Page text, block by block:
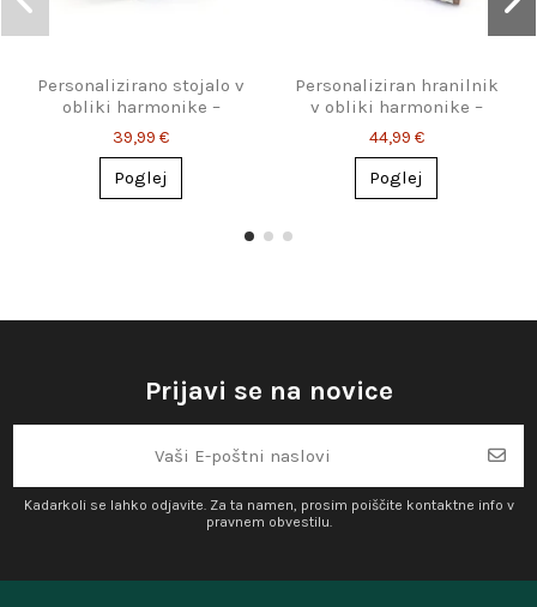
Personalizirano stojalo v
obliki harmonike –
popolno darilo za
harmonikarja
39,99 €
Poglej
Personaliziran hranilnik
v obliki harmonike –
Darilo za harmonikaše
44,99 €
Poglej
Prijavi se na novice
Kadarkoli se lahko odjavite. Za ta namen, prosim poiščite kontaktne info v
pravnem obvestilu.